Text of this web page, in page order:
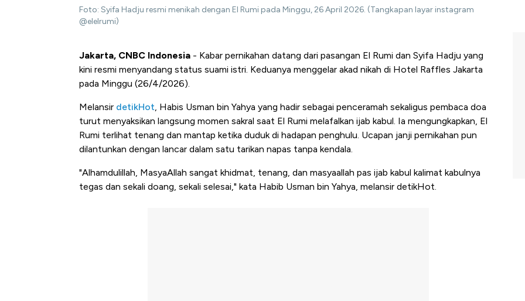
Foto: Syifa Hadju resmi menikah dengan El Rumi pada Minggu, 26 April 2026. (Tangkapan layar instagram
@elelrumi)
Jakarta, CNBC Indonesia - Kabar pernikahan datang dari pasangan El Rumi dan Syifa Hadju yang
kini resmi menyandang status suami istri. Keduanya menggelar akad nikah di Hotel Raffles Jakarta
pada Minggu (26/4/2026).
Melansir detikHot, Habis Usman bin Yahya yang hadir sebagai penceramah sekaligus pembaca doa
turut menyaksikan langsung momen sakral saat El Rumi melafalkan ijab kabul. Ia mengungkapkan, El
Rumi terlihat tenang dan mantap ketika duduk di hadapan penghulu. Ucapan janji pernikahan pun
dilantunkan dengan lancar dalam satu tarikan napas tanpa kendala.
"Alhamdulillah, MasyaAllah sangat khidmat, tenang, dan masyaallah pas ijab kabul kalimat kabulnya
tegas dan sekali doang, sekali selesai," kata Habib Usman bin Yahya, melansir detikHot.